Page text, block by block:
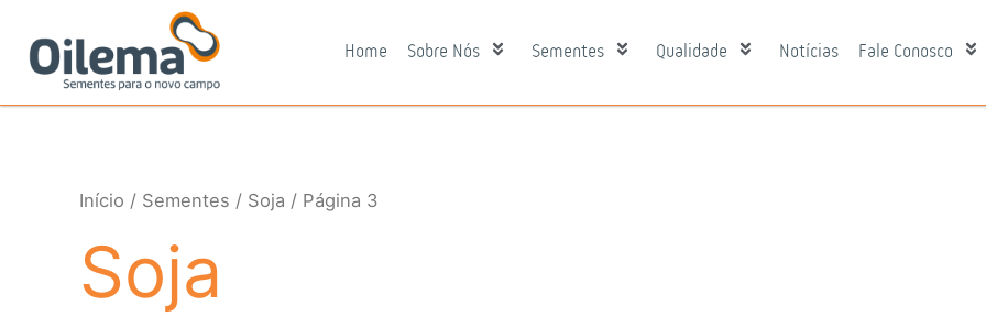
para
conteúdo
Home Sobre Nós Sementes Qualidade Notícias Fale Conosco
Início / Sementes / Soja / Página 3
Soja